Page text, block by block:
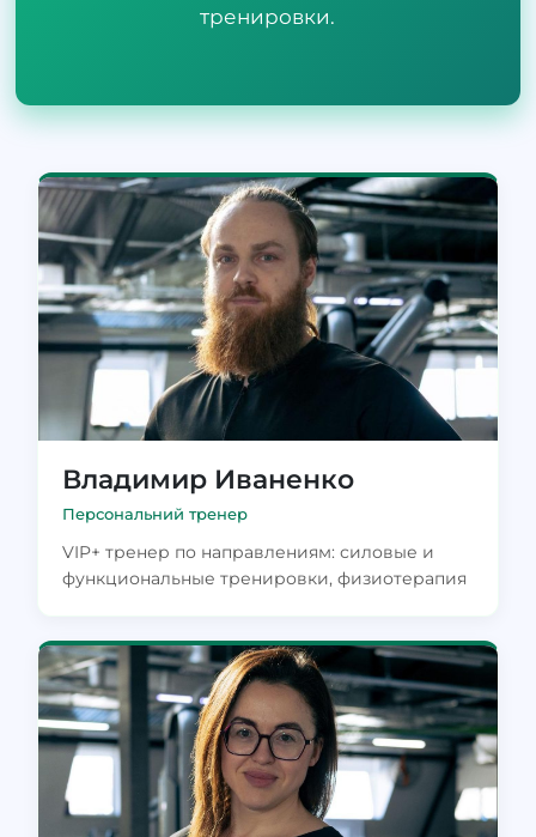
тренировки.
Владимир Иваненко
Персональний тренер
VIP+ тренер по направлениям: силовые и
функциональные тренировки, физиотерапия